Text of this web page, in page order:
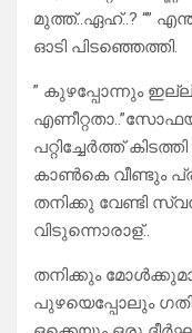
മുത്ത്..ഏഹ്..? “”
ഓടി പിടഞ്ഞെത്തി.
” കുഴപ്പോന്നും
പറ്റിച്ചേർത്ത്
കാൺകെ വീണ്ടും
തനിക്കു വേണ്ടി
വിടുന്നൊരാള്..
തനിക്കും
പുഴയെപ്പോലും